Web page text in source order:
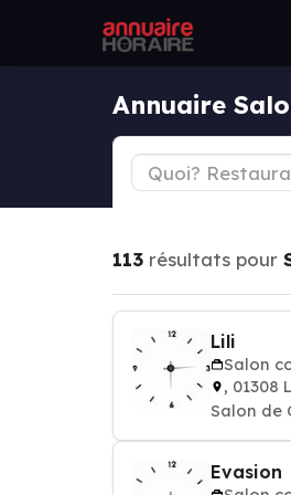
Annuaire
113 résultats pour
Lili
Salon
, 01308
Salon de
Evasion